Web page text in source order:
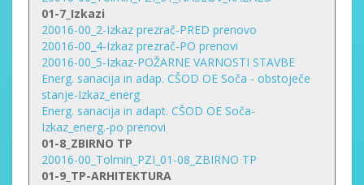
01-7_Izkazi
20016-00_2-Izkaz prezrač-PRED prenovo
20016-00_4-Izkaz prezrač-PO prenovi
20016-00_5-Izkaz-POŽARNE VARNOSTI STAVBE
Energ. sanacija in adap. CŠOD OE Soča - obstoječe
stanje-Izkaz_energ
Energ. sanacija in adapt. CŠOD OE Soča-
Izkaz_energ.-po prenovi
01-8_ZBIRNO TP
20016-00_Tolmin_PZI_01-08_ZBIRNO TP
01-9_TP-ARHITEKTURA